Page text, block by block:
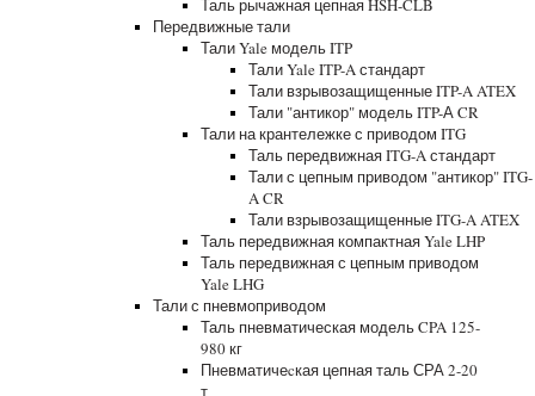
Таль рычажная цепная HSH-CLB
Передвижные тали
Тали Yale модель ITP
Тали Yale ITP-A стандарт
Тали взрывозащищенные ITP-A ATEX
Тали "антикор" модель ITP-А CR
Тали на крантележке с приводом ITG
Таль передвижная ITG-A стандарт
Тали с цепным приводом "антикор" ITG-
A CR
Тали взрывозащищенные ITG-A ATEX
Таль передвижная компактная Yale LHP
Таль передвижная с цепным приводом
Yale LHG
Тали с пневмоприводом
Таль пневматическая модель CPA 125-
980 кг
Пневматичеcкая цепная таль СРА 2-20
т